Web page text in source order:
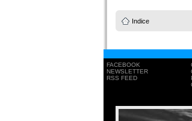
Indice
FACEBOOK
NEWSLETTER
RSS FEED